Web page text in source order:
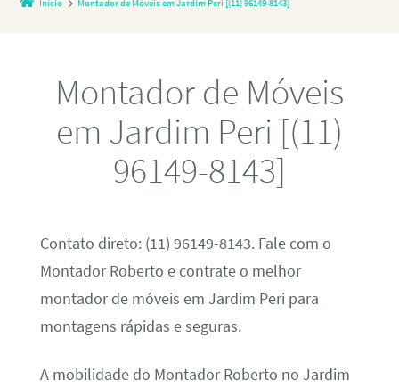
Início Montador de Móveis em Jardim Peri [(11) 96149-8143]
Montador de Móveis
em Jardim Peri [(11)
96149-8143]
Contato direto: (11) 96149-8143. Fale com o
Montador Roberto e contrate o melhor
montador de móveis em Jardim Peri para
montagens rápidas e seguras.
A mobilidade do Montador Roberto no Jardim